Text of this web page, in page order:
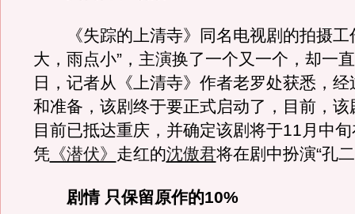
《失踪的上清寺》同名电视剧的拍摄工
大，雨点小”，主演换了一个又一个，却一
日，记者从《上清寺》作者老罗处获悉，
和准备，该剧终于要正式启动了，目前，该
目前已抵达重庆，并确定该剧将于11月中
凭《潜伏》 走红的沈傲君将在剧中扮演“孔
剧情 只保留原作的10%